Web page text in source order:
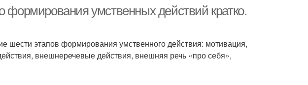
формирования умственных действий кратко.
шести этапов формирования умственного действия: мотивация,
внешнеречевые действия, внешняя речь «про себя»,